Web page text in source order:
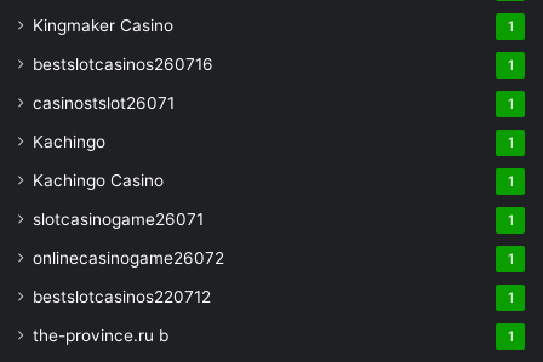
Kingmaker Casino 1
bestslotcasinos260716 1
casinostslot26071 1
Kachingo 1
Kachingo Casino 1
slotcasinogame26071 1
onlinecasinogame26072 1
bestslotcasinos220712 1
the-province.ru b 1